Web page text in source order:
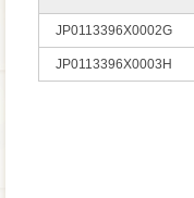
JP0113396X0002G
JP0113396X0003H